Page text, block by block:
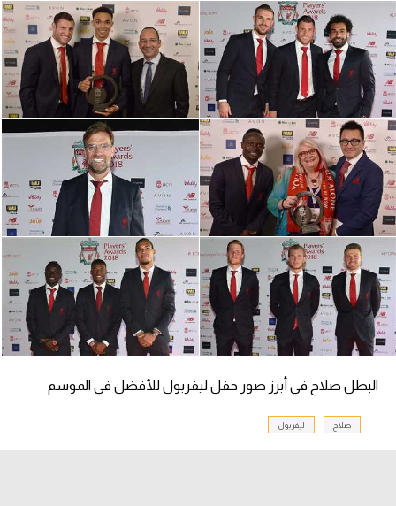
الدوري المصري
الدوري الإنجليزي الممتاز
الدوري الإسباني
الدوري الإيطالي
الدوري الألماني
الدوري الفرنسي
الدوري السعودي للمحترفين
دوري أبطال أوروبا
دوري أبطال إفريقيا
كل البطولات
البطل صلاح في أبرز صور حفل ليفربول للأفضل في الموسم
صلاح ليفربول